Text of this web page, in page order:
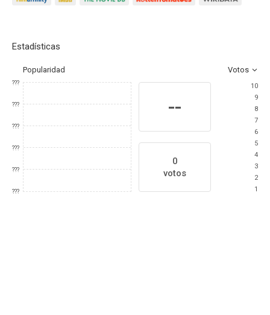
Estadísticas
Popularidad Votos
???
???
???
???
???
???
--
0
votos
10
9
8
7
6
5
4
3
2
1